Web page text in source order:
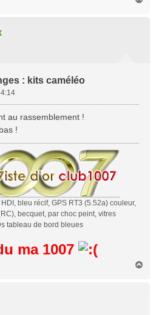
: kits caméléo
au rassemblement !
!
bleu récif, GPS RT3 (5.52a) couleur,
becquet, par choc peint, vitres
tableau de bord bleues
ma 1007